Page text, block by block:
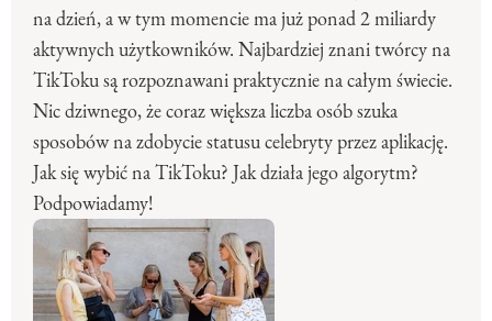
na dzień, a w tym momencie ma już ponad 2 miliardy
aktywnych użytkowników. Najbardziej znani twórcy na
TikToku są rozpoznawani praktycznie na całym świecie.
Nic dziwnego, że coraz większa liczba osób szuka
sposobów na zdobycie statusu celebryty przez aplikację.
Jak się wybić na TikToku? Jak działa jego algorytm?
Podpowiadamy!